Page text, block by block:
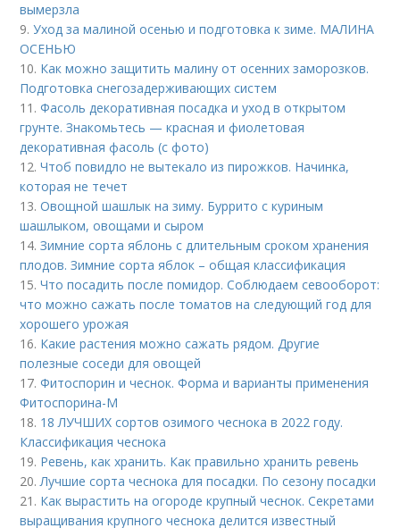
вымерзла
9.Уход за малиной осенью и подготовка к зиме. МАЛИНА
ОСЕНЬЮ
10. Как можно защитить малину от осенних заморозков.
Подготовка снегозадерживающих систем
11.Фасоль декоративная посадка и уход в открытом
грунте. Знакомьтесь — красная и фиолетовая
декоративная фасоль (с фото)
12.Чтоб повидло не вытекало из пирожков. Начинка,
которая не течет
13.Овощной шашлык на зиму. Буррито с куриным
шашлыком, овощами и сыром
14.Зимние сорта яблонь с длительным сроком хранения
плодов. Зимние сорта яблок – общая классификация
15.Что посадить после помидор. Соблюдаем севооборот:
что можно сажать после томатов на следующий год для
хорошего урожая
16. Какие растения можно сажать рядом. Другие
полезные соседи для овощей
17.Фитоспорин и чеснок. Форма и варианты применения
Фитоспорина-М
18. 18 ЛУЧШИХ сортов озимого чеснока в 2022 году.
Классификация чеснока
19. Ревень, как хранить. Как правильно хранить ревень
20.Лучшие сорта чеснока для посадки. По сезону посадки
21. Как вырастить на огороде крупный чеснок. Секретами
выращивания крупного чеснока делится известный